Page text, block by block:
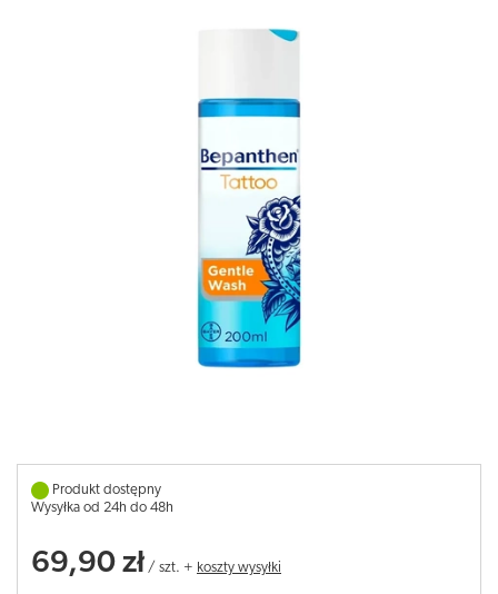
Produkt dostępny
Wysyłka od 24h do 48h
69,90 zł / szt. + koszty wysyłki